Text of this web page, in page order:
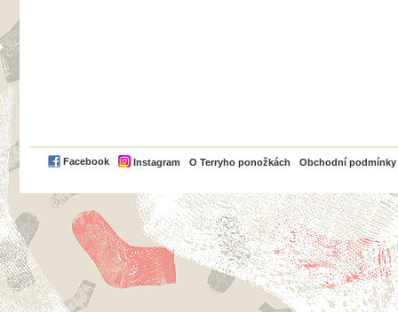
Facebook Instagram O Terryho ponožkách Obchodní podmínky
PayPal